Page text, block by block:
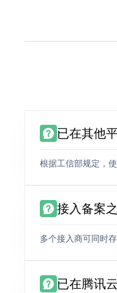
已在其他
根据工信部规定，
接入备案
多个接入商可同时
已在腾讯